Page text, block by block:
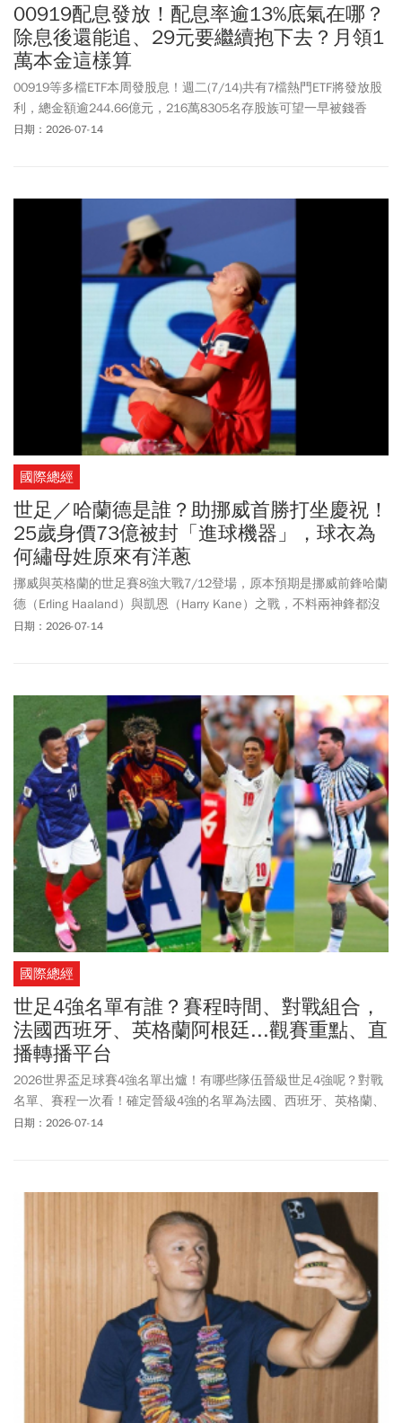
00919配息發放！配息率逾13%底氣在哪？
除息後還能追、29元要繼續抱下去？月領1
萬本金這樣算
00919等多檔ETF本周發股息！週二(7/14)共有7檔熱門ETF將發放股
利，總金額逾244.66億元，216萬8305名存股族可望一早被錢香
醒；其中00919配發179.91億金額最多，133.6萬位受益人平均每人
以29.71元開出，盤中最高觸及29.74元、最低來到29.05元，現在可
日期：2026-07-14
國際總經
世足／哈蘭德是誰？助挪威首勝打坐慶祝！
25歲身價73億被封「進球機器」，球衣為
何繡母姓原來有洋蔥
挪威與英格蘭的世足賽8強大戰7/12登場，原本預期是挪威前鋒哈蘭
德（Erling Haaland）與凱恩（Harry Kane）之戰，不料兩神鋒都沒
有進球，最終英格蘭2：1淘汰挪威。哈蘭德首次世界盃之旅畫上句
上「梅開二度」瘋狂表現，以3比2擊敗塞內加爾。7/6對戰巴西隊，
哈蘭德第79分鐘先頭錘破門、第90分鐘再遠射破網，挪威最終以2：
1淘汰巴西隊。隊史首次挺進世界盃8強。賽後他開心說：達到新的
巔峰！他強大人格魅力、強壯身體條件、誇張進球能力，射門效率
近乎違反常理。讓球迷幫他取了許多綽號：包含「進球機器」、
「魔人普烏」等稱號。社群上各種迷因（Meme）瘋傳，更讓他的知
名度直接突破足球圈，成為全球年輕世代討論度最高的運動明星之
一，是挪威球迷心中的維京戰神。隨著他在球場上表現持續飆升，
哈蘭德的市場身價一路水漲船高。目前身價高達2億歐元(約新台幣
73億元)，與姆巴佩(Kylian Mbappé)並列本屆世界盃身價最高球員。
金靴榜單上，哈蘭德本屆踢進7球，可惜挪威遭英格蘭淘汰，哈蘭德
無法繼續改寫個人紀錄。
日期：2026-07-14
國際總經
世足4強名單有誰？賽程時間、對戰組合，
法國西班牙、英格蘭阿根廷...觀賽重點、直
播轉播平台
2026世界盃足球賽4強名單出爐！有哪些隊伍晉級世足4強呢？對戰
名單、賽程一次看！確定晉級4強的名單為法國、西班牙、英格蘭、
阿根廷，後續將於台灣時間7/15(三)、7/16(四)凌晨舉行四強賽事。
事將由法國對戰西班牙、英格蘭對戰阿根廷。隨著四強名單揭曉，
Opta奪冠機率也隨之更新，目前法國以33.81%排名第1、西班牙
24.16%排第2，英格蘭以21.97%緊追在後，墊底的反倒是阿根廷，
以20.06%居末。比利時先前淘汰美國晉級8強，也代表本屆世足地主
國全數出局。然而，引發爭議的是美國總統川普竟證實自己「親自
出馬」致電FIFA主席英凡提諾(Gianni Infantino)關切巴洛貢(Folarin
Balogun)紅牌禁賽延期一事，讓巴洛貢得以在16強賽登場，川普甚
至稱「那根本算不上犯規」、「我只是要求重新檢討判決」。川普
關說事件引發譁然，比利時足協（RBFA）不但痛批FIFA帶頭違規，
CNN更直指：「川普介入紅牌案，世界盃掀政治風暴」。《今周
刊》整理2026世界盃8強賽程、4強賽和冠軍賽何時踢、最新晉級名
日期：2026-07-14